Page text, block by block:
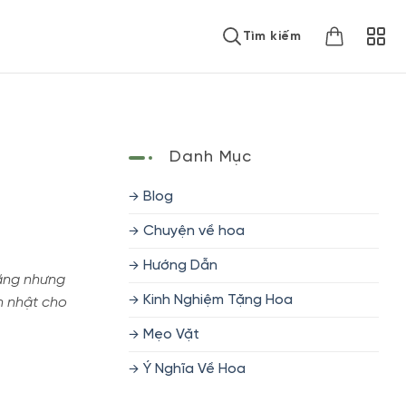
Tìm kiếm
nhưng
nhật cho
Danh Mục
Blog
Chuyện về hoa
Hướng Dẫn
Kinh Nghiệm Tặng Hoa
Mẹo Vặt
Ý Nghĩa Về Hoa